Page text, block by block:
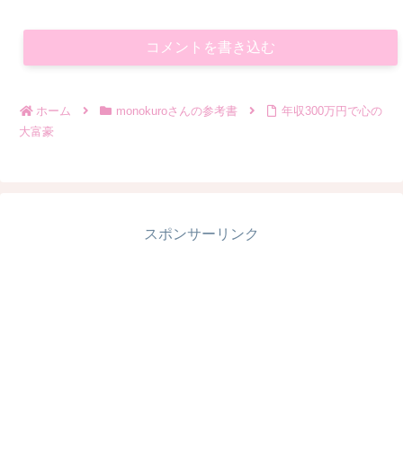
コメントを書き込む
ホーム monokuroさんの参考書
年収300万円で心の
大富豪
スポンサーリンク